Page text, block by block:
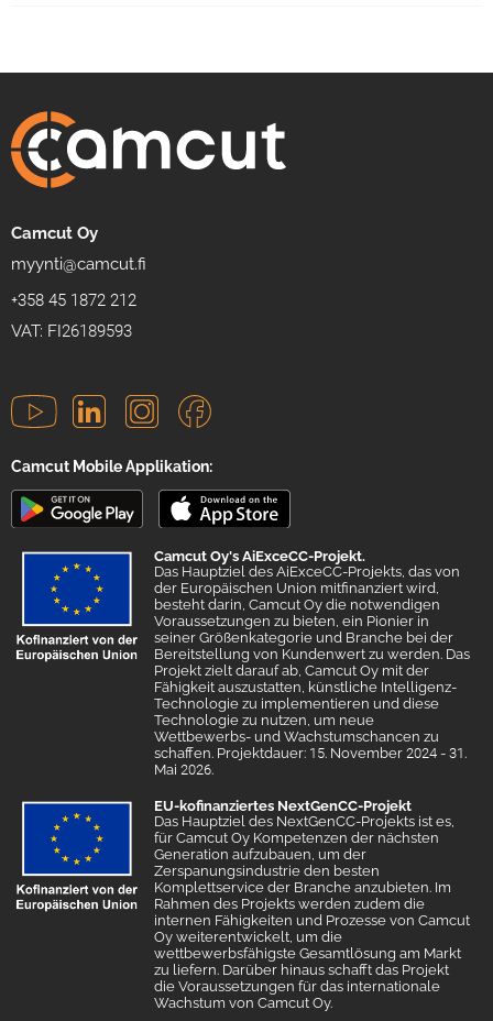
Camcut Oy
myynti@camcut.fi
+358 45 1872 212
VAT: FI26189593
Camcut Mobile Applikation:
Camcut Oy's AiExceCC-Projekt.
Das Hauptziel des AiExceCC-Projekts, das von
der Europäischen Union mitfinanziert wird,
besteht darin, Camcut Oy die notwendigen
Voraussetzungen zu bieten, ein Pionier in
seiner Größenkategorie und Branche bei der
Bereitstellung von Kundenwert zu werden. Das
Projekt zielt darauf ab, Camcut Oy mit der
Fähigkeit auszustatten, künstliche Intelligenz-
Technologie zu implementieren und diese
Technologie zu nutzen, um neue
Wettbewerbs- und Wachstumschancen zu
schaffen. Projektdauer: 15. November 2024 - 31.
Mai 2026.
EU-kofinanziertes NextGenCC-Projekt
Das Hauptziel des NextGenCC-Projekts ist es,
für Camcut Oy Kompetenzen der nächsten
Generation aufzubauen, um der
Zerspanungsindustrie den besten
Komplettservice der Branche anzubieten. Im
Rahmen des Projekts werden zudem die
internen Fähigkeiten und Prozesse von Camcut
Oy weiterentwickelt, um die
wettbewerbsfähigste Gesamtlösung am Markt
zu liefern. Darüber hinaus schafft das Projekt
die Voraussetzungen für das internationale
Wachstum von Camcut Oy.